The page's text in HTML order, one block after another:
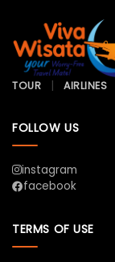
TOUR AIRLINES
FOLLOW US
instagram
facebook
TERMS OF USE